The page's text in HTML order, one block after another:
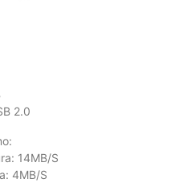
2.0
14MB/S
4MB/S